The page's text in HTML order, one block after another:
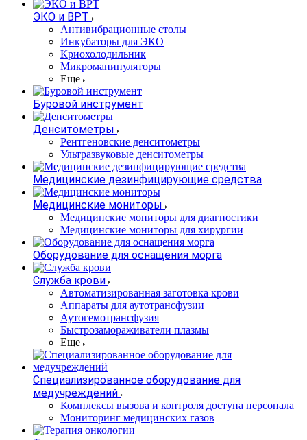
ЭКО и ВРТ
Антивибрационные столы
Инкубаторы для ЭКО
Криохолодильник
Микроманипуляторы
Еще
Буровой инструмент
Денситометры
Рентгеновские денситометры
Ультразвуковые денситометры
Медицинские дезинфицирующие средства
Медицинские мониторы
Медицинские мониторы для диагностики
Медицинские мониторы для хирургии
Оборудование для оснащения морга
Служба крови
Автоматизированная заготовка крови
Аппараты для аутотрансфузии
Аутогемотрансфузия
Быстрозамораживатели плазмы
Еще
Специализированное оборудование для
медучреждений
Комплексы вызова и контроля доступа персонала
Мониторинг медицинских газов